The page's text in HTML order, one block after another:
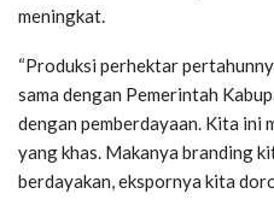
meningkat.
“Produksi perhektar
sama dengan Pemerintah
dengan pemberdayaan. Kita ini
yang khas. Makanya branding
berdayakan, ekspornya kita